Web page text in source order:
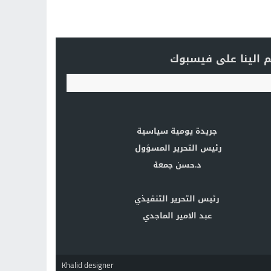
الينا على فيسبوك
جريدة يومية سياسية
رئيس التحرير المسؤول
د.حسن جمعة
رئيس التحرير التنفيذي
عبد الامير الماجدي
Khalid designer